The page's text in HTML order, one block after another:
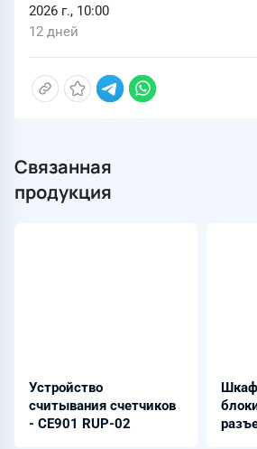
2026 г., 10:00
12 дней
Связанная
продукция
Устройство
считывания счетчиков
- СЕ901 RUP-02